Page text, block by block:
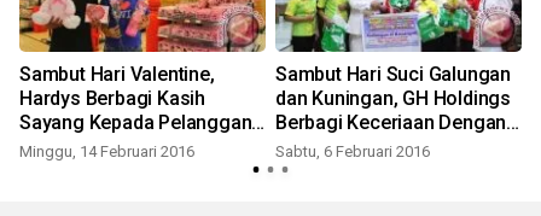
Sambut Hari Valentine,
Hardys Berbagi Kasih
Sayang Kepada Pelanggan
Setia
Minggu, 14 Februari 2016
Sambut Hari Suci Galungan
dan Kuningan, GH Holdings
Berbagi Keceriaan Dengan
Penyerahan Bingkisan Hari
Raya Kepada Karyawan
Sabtu, 6 Februari 2016